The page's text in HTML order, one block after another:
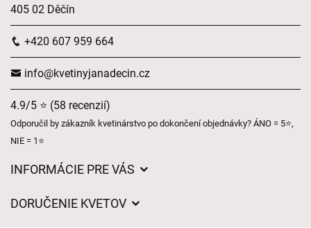
405 02 Děčín
+420 607 959 664
info@kvetinyjanadecin.cz
4.9/5 ⭐ (58 recenzií)
Odporučil by zákazník kvetinárstvo po dokončení objednávky? ÁNO = 5⭐,
NIE = 1⭐
INFORMÁCIE PRE VÁS
DORUČENIE KVETOV